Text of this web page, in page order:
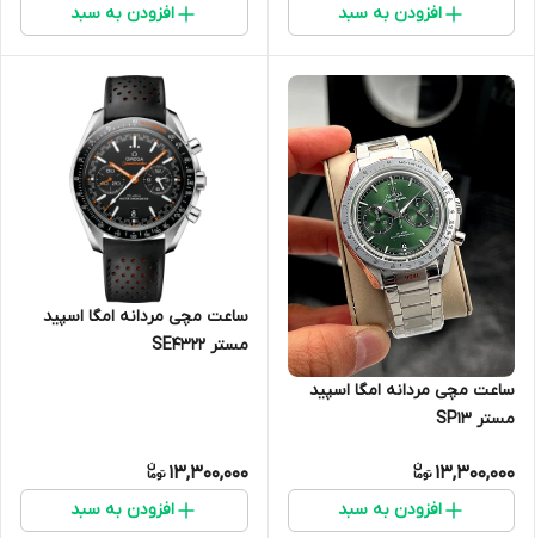
افزودن به سبد افزودن به سبد
ساعت مچی مردانه امگا اسپید
مستر SP13
13,300,000
افزودن به سبد
ساعت مچی مردانه امگا اسپید
مستر SE4322
13,300,000
افزودن به سبد